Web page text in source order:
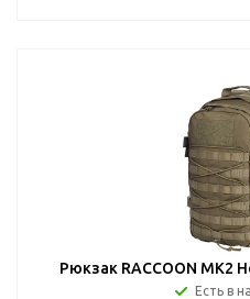
Рюкзак RACCOON MK2
Есть в